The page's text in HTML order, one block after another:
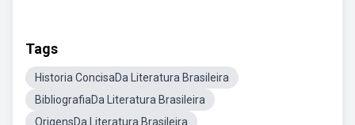
Tags
Historia ConcisaDa Literatura Brasileira
BibliografiaDa Literatura Brasileira
OrigensDa Literatura Brasileira